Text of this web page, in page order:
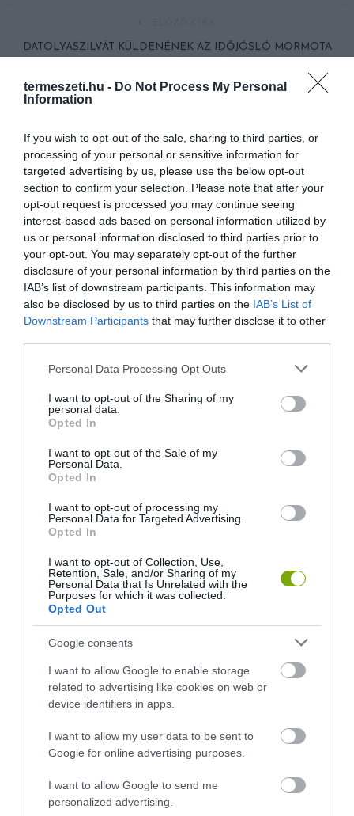
termeszeti.hu - Do Not Process My Personal
Information
If you wish to opt-out of the sale, sharing to third parties, or
processing of your personal or sensitive information for
targeted advertising by us, please use the below opt-out
section to confirm your selection. Please note that after your
opt-out request is processed you may continue seeing
interest-based ads based on personal information utilized by
us or personal information disclosed to third parties prior to
your opt-out. You may separately opt-out of the further
disclosure of your personal information by third parties on the
IAB’s list of downstream participants. This information may
also be disclosed by us to third parties on the IAB’s List of
Downstream Participants that may further disclose it to other
Please note that this website/app uses one or more Google
not limited to your visit or usage behaviour. You may click to
grant or deny consent to Google and its third-party tags to
use your data for below specified purposes in below Google
consent section.
Personal Data Processing Opt Outs
I want to opt-out of the Sharing of my
personal data.
Opted In
I want to opt-out of the Sale of my
Personal Data.
Opted In
I want to opt-out of processing my
Personal Data for Targeted Advertising.
Opted In
I want to opt-out of Collection, Use,
Retention, Sale, and/or Sharing of my
Personal Data that Is Unrelated with the
Purposes for which it was collected.
Opted Out
Google consents
I want to allow Google to enable storage
related to advertising like cookies on web or
device identifiers in apps.
I want to allow my user data to be sent to
Google for online advertising purposes.
I want to allow Google to send me
personalized advertising.
DATOLYASZILVÁT KÜLDENÉNEK AZ IDŐJÓSLÓ MORMOTA
465 NAPIG MARADT ÉLETBEN AZ ‘ÖRÖK’ SZAPPANBUBORÉK
HASONLÓ ÉRDEKESSÉGEK
EGY ELSÜLLYEDT HAJÓ
TEXTILJEI ÚJRA ÖSSZEÁLLTAK:
TENGERT
2026-06-29
NEM MINDENKI MENEKÜLT
SEGÍTENI PRÓBÁLT
DAVID ATTENBOROUGH 100
MEGTANÍTOTTA A VILÁGNAK,
NOBEL-DÍJAT KAPOTT EGY
2026-04-23